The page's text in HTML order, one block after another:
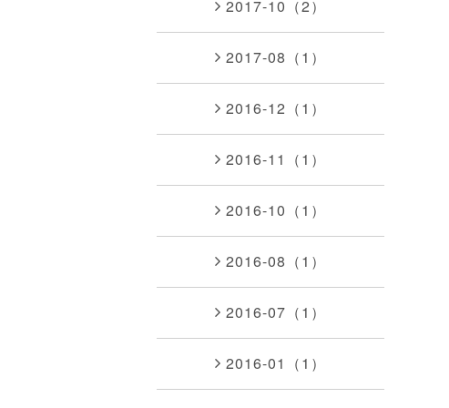
2017-10（2）
2017-08（1）
2016-12（1）
2016-11（1）
2016-10（1）
2016-08（1）
2016-07（1）
2016-01（1）